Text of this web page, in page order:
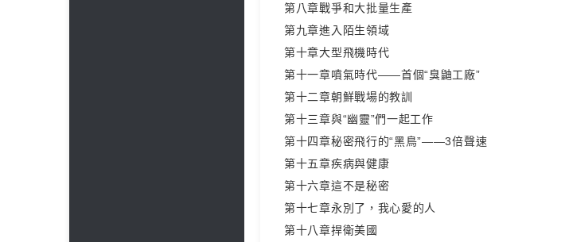
第八章戰爭和大批量生產
第九章進入陌生領域
第十章大型飛機時代
第十一章噴氣時代——首個“臭鼬工廠”
第十二章朝鮮戰場的教訓
第十三章與“幽靈”們一起工作
第十四章秘密飛行的“黑鳥”——3倍聲速
第十五章疾病與健康
第十六章這不是秘密
第十七章永別了，我心愛的人
第十八章捍衛美國